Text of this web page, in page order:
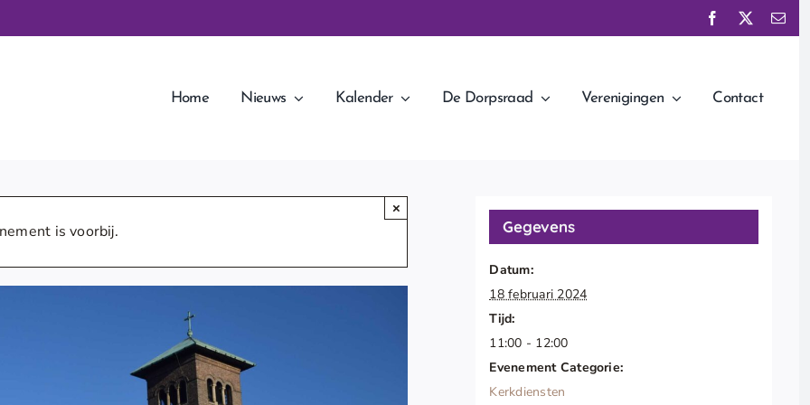
Home Nieuws Kalender De Dorpsraad Verenigingen Contact
is voorbij.
×
Gegevens
Datum:
18 februari 2024
Tijd:
11:00 - 12:00
Evenement Categorie:
Kerkdiensten